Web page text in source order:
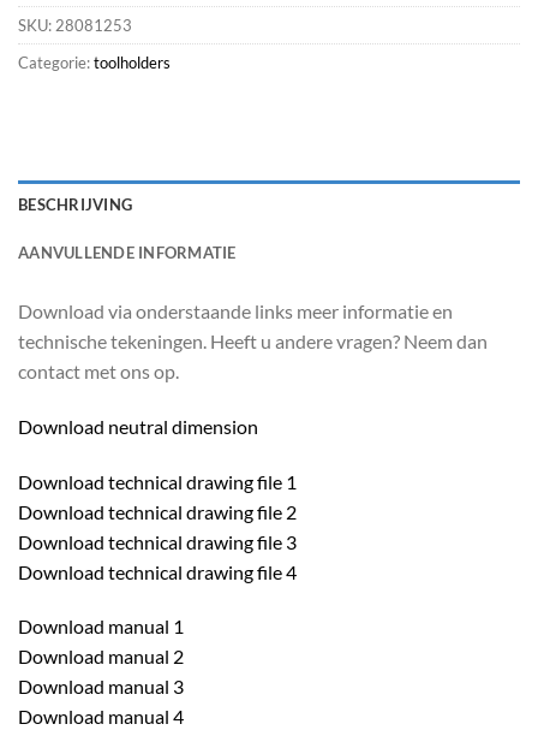
SKU:28081253
Categorie:toolholders
BESCHRIJVING
AANVULLENDE INFORMATIE
Download via onderstaande links meer informatie en
technische tekeningen. Heeft u andere vragen? Neem dan
contact met ons op.
Download neutral dimension
Download technical drawing file 1
Download technical drawing file 2
Download technical drawing file 3
Download technical drawing file 4
Download manual 1
Download manual 2
Download manual 3
Download manual 4